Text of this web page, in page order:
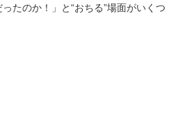
たのか！」と“おちる”場面がいくつ